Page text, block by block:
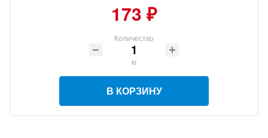
173 ₽
Количество
кг
В КОРЗИНУ